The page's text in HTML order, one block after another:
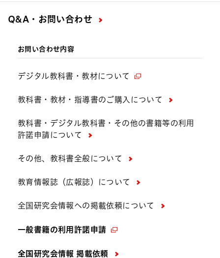
Q&A・お問い合わせ
お問い合わせ内容
デジタル教科書・教材について
教科書・教材・指導書のご購入について
教科書・デジタル教科書・その他の書籍等の利用
許諾申請について
その他、教科書全般について
教育情報誌（広報誌）について
全国研究会情報への掲載依頼について
一般書籍の利用許諾申請
全国研究会情報 掲載依頼